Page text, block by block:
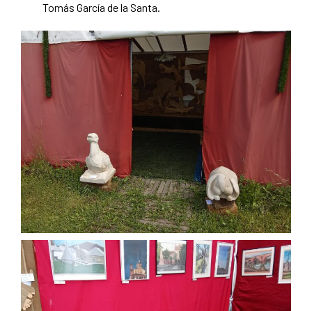
Tomás García de la Santa.